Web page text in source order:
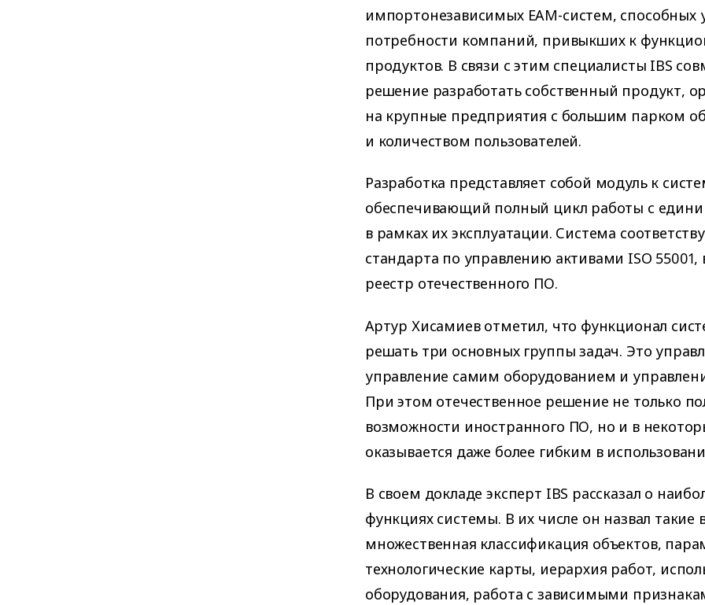
импортонезависимых EAM-систем, способных
потребности компаний, привыкших к
продуктов. В связи с этим специалисты IBS
решение разработать собственный продукт,
на крупные предприятия с большим парком
и количеством пользователей.
Разработка представляет собой модуль к
обеспечивающий полный цикл работы с
в рамках их эксплуатации. Система
стандарта по управлению активами ISO
реестр отечественного ПО.
Артур Хисамиев отметил, что функционал
решать три основных группы задач. Это
управление самим оборудованием и
При этом отечественное решение не только
возможности иностранного ПО, но и в
оказывается даже более гибким в
В своем докладе эксперт IBS рассказал о
функциях системы. В их числе он назвал такие
множественная классификация объектов,
технологические карты, иерархия работ,
оборудования, работа с зависимыми